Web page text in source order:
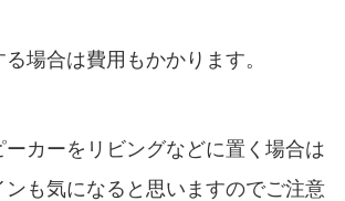
場合は費用もかかります。
カーをリビングなどに置く場合は
ンも気になると思いますのでご注意